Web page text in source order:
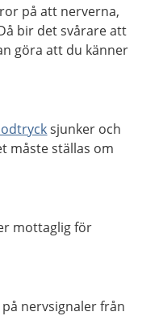
på att nerverna,
bir det svårare att
göra att du känner
sjunker och
måste ställas om
mottaglig för
nervsignaler från